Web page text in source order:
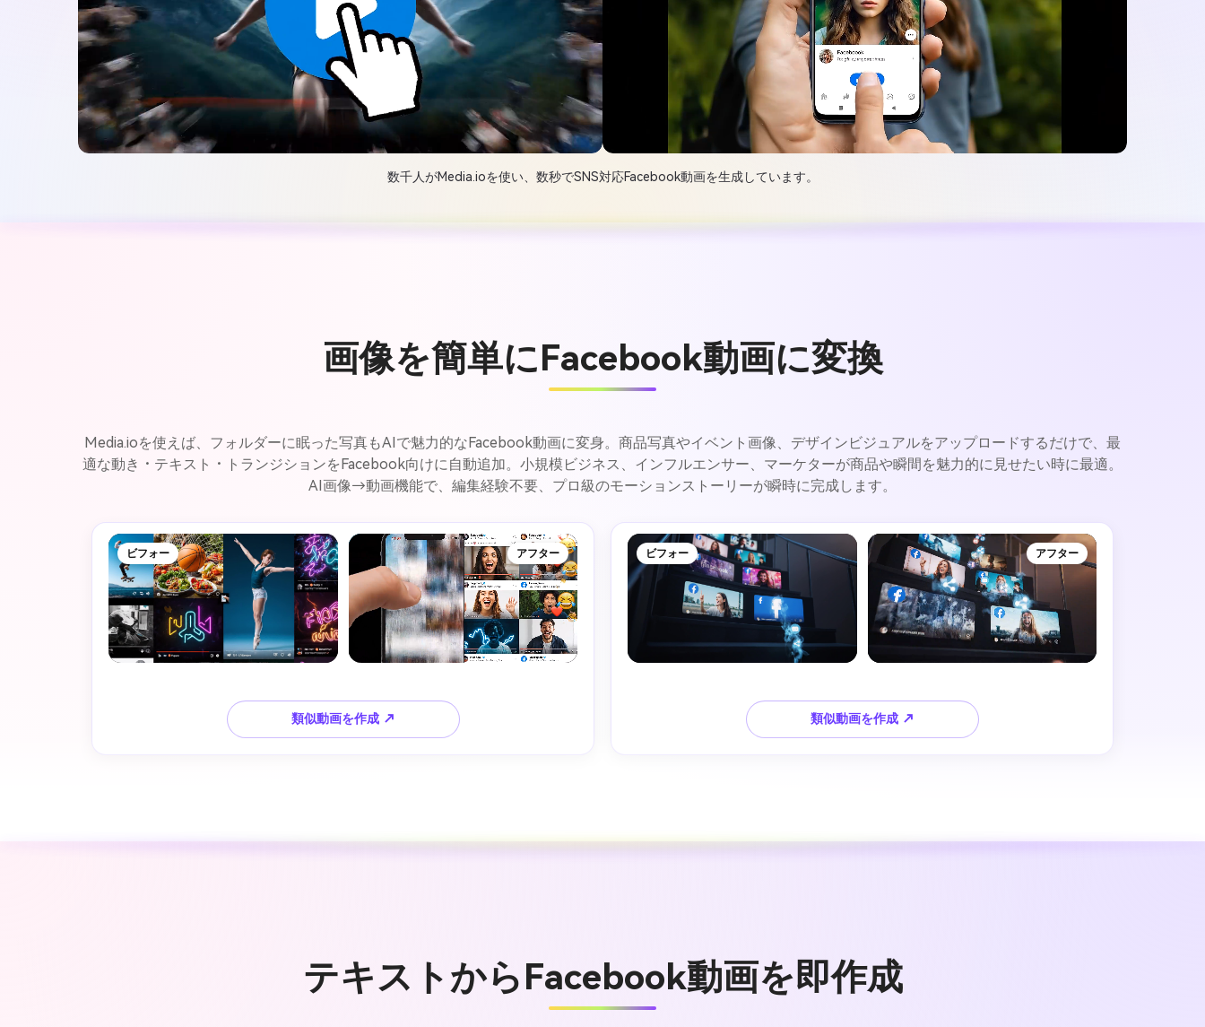
数千人がMedia.ioを使い、数秒でSNS対応Facebook動画を生成しています。
画像を簡単にFacebook動画に変換
Media.ioを使えば、フォルダーに眠った写真もAIで魅力的なFacebook動画に変身。商品写真やイベント画像、デザインビジュアルをアップロードするだけで、最
適な動き・テキスト・トランジションをFacebook向けに自動追加。小規模ビジネス、インフルエンサー、マーケターが商品や瞬間を魅力的に見せたい時に最適。
AI画像→動画機能で、編集経験不要、プロ級のモーションストーリーが瞬時に完成します。
ビフォー アフター
類似動画を作成 ↗
ビフォー アフター
類似動画を作成 ↗
テキストからFacebook動画を即作成